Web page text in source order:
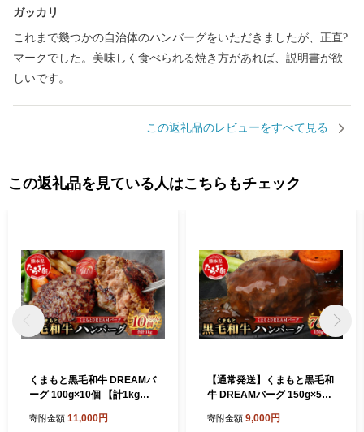
ガッカリ
これまで幾つかの自治体のハンバーグをいただきましたが、正直?
マークでした。美味しく食べられる焼き方があれば、説明書が欲
しいです。
この返礼品のレビューをすべて見る
この返礼品を見ている人はこちらもチェック
くまもと黒毛和牛 DREAMバ
ーグ 100g×10個 【計1kg】
ランド牛 黒毛 和牛 お弁当 熊
寄附金額 11,000円
【通常発送】くまもと黒毛和
牛 DREAMバーグ 150g×5パ
ハンバーグ 熊本 ブランド牛
寄附金額 9,000円